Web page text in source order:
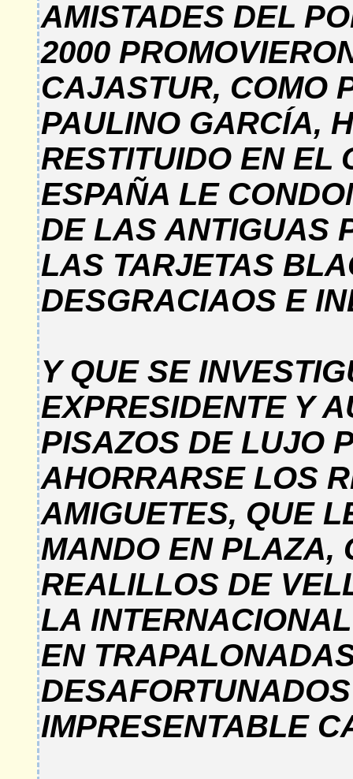
AMISTADES DEL
2000
CAJASTUR, COMO
PAULINO GARCÍA,
RESTITUIDO EN EL
ESPAÑA LE
DE LAS ANTIGUAS
LAS TARJETAS
DESGRACIAOS E
Y QUE SE
EXPRESIDENTE Y
PISAZOS DE LUJO
AHORRARSE LOS
AMIGUETES, QUE
MANDO EN PLAZA,
REALILLOS DE
LA
EN
IMPRESENTABLE